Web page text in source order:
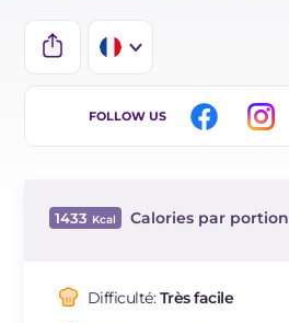
IT
DE
NL
FOLLOW US
1433 Calories par portion
Dont sucres
Difficulté:Très facile